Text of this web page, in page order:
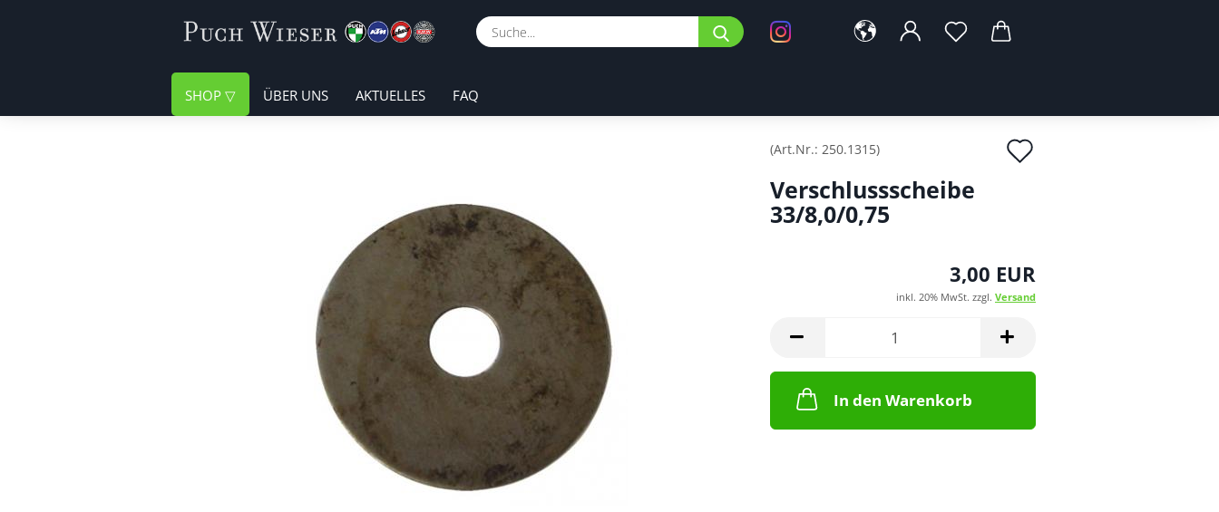
Suche...
SHOP ÜBER UNS AKTUELLES FAQ
(Art.Nr.: 250.1315)
Verschlussscheibe
33/8,0/0,75
3,00 EUR
inkl. 20% MwSt. zzgl. Versand
In den Warenkorb